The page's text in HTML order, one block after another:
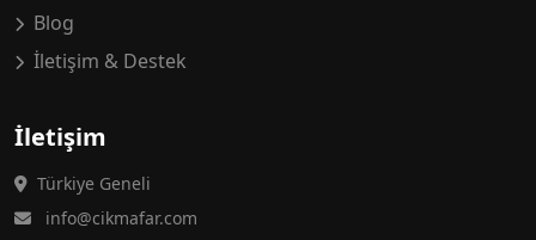
Blog
İletişim & Destek
İletişim
Türkiye Geneli
info@cikmafar.com